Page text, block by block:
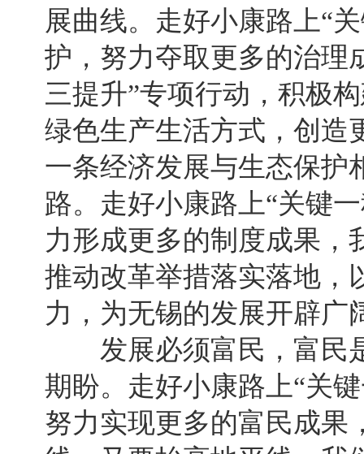
展曲线。走好小康路上“
护，努力夺取更多的治理
三提升”专项行动，积极
绿色生产生活方式，创造
一条经济发展与生态保护
路。走好小康路上“关键
力形成更多的制度成果，
推动改革举措落实落地，
力，为无锡的发展开辟广
发展必须富民，富民
期盼。走好小康路上“关
努力实现更多的富民成果